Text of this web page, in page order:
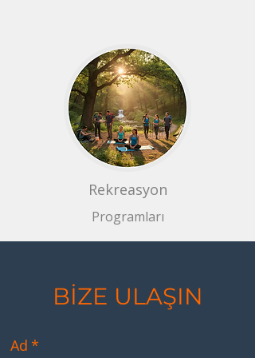
Rekreasyon
Programları
BİZE ULAŞIN
Ad *